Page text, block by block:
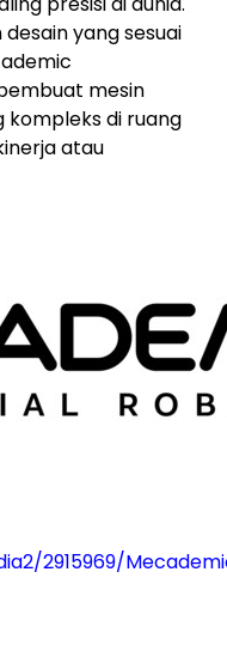
yang sesuai
mesin
di ruang
atau
2915969/